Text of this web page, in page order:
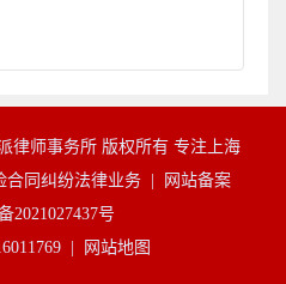
律师事务所 版权所有 专注上海
合同纠纷法律业务 |
网站备案
2021027437号
|
网站地图